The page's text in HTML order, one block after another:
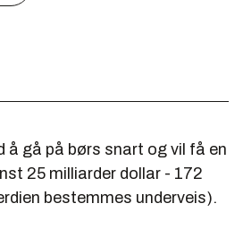
å gå på børs snart og vil få en
25 milliarder dollar - 172
bestemmes underveis).